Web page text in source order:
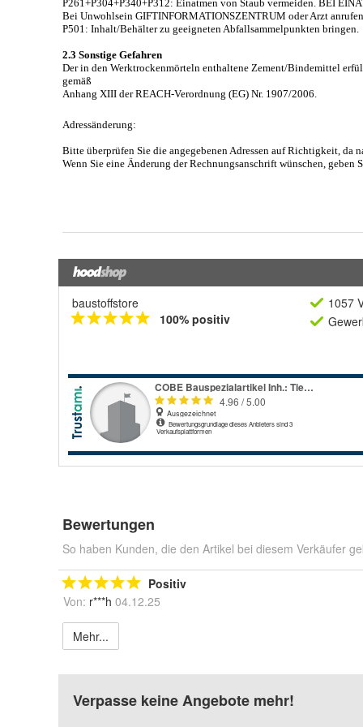
baustoffstore
100% positiv
1057
Bewertungen
So haben Kunden, die den Artikel bei diesem Verkäufer
Positiv
Von: r***h 04.12.25
Mehr...
Verpasse keine Angebote mehr!